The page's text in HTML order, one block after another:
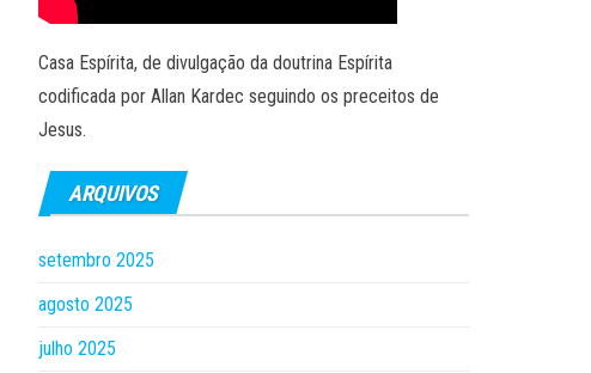
Casa Espírita, de divulgação da doutrina Espírita
codificada por Allan Kardec seguindo os preceitos de
Jesus.
ARQUIVOS
setembro 2025
agosto 2025
julho 2025